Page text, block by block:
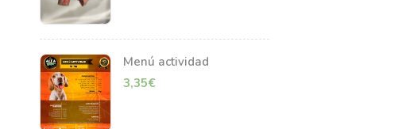
Menú actividad
3,35€